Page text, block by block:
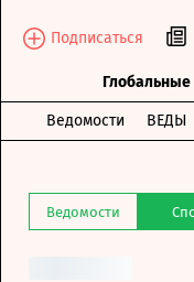
Подписаться
Глобальные
Ведомости ВЕДЫ
Ведомости